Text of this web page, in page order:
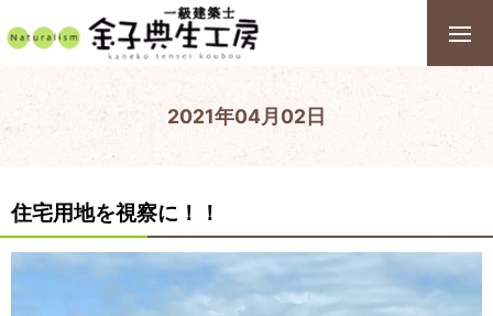
2021年04月02日
住宅用地を視察に！！